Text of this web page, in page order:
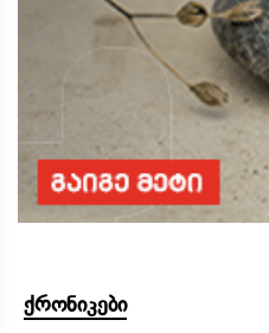
ქრონიკები